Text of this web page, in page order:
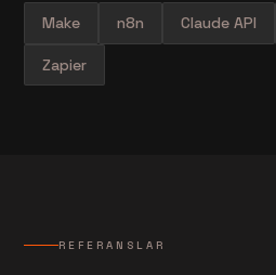
Make n8n Claude API
Zapier
REFERANSLAR